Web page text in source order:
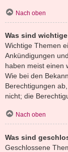
Nach oben
Was sind
Wichtige Themen
Ankündigungen
haben meist einen
Wie bei den
Berechtigungen
nicht; die
Nach oben
Was sind
Geschlossene